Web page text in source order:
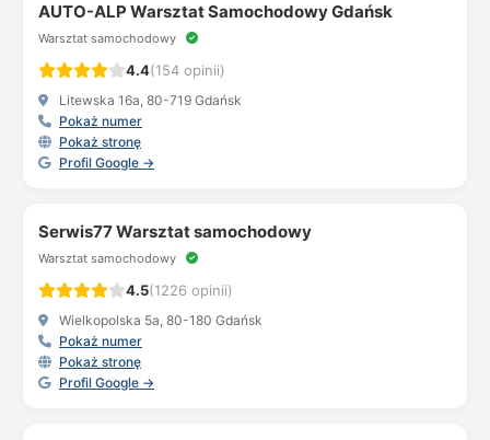
AUTO-ALP Warsztat Samochodowy Gdańsk
Warsztat samochodowy
4.4(154 opinii)
Litewska 16a, 80-719 Gdańsk
Pokaż numer
Pokaż stronę
Profil Google →
Serwis77 Warsztat samochodowy
Warsztat samochodowy
4.5(1226 opinii)
Wielkopolska 5a, 80-180 Gdańsk
Pokaż numer
Pokaż stronę
Profil Google →